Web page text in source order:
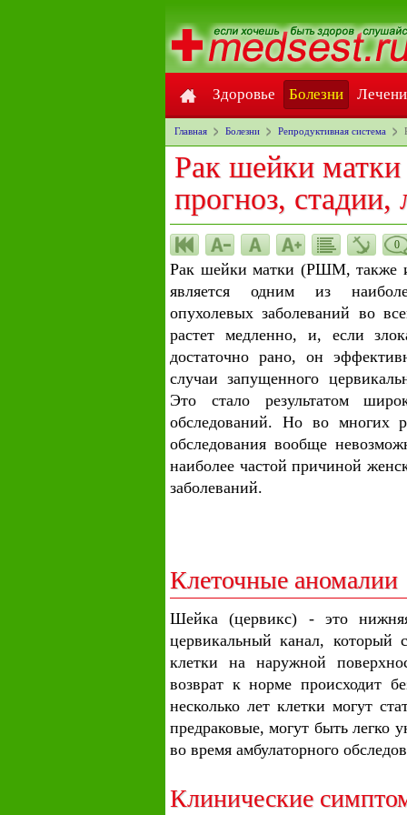
Здоровье Болезни
Главная Болезни Репродуктивная система
Рак шейки
прогноз, стадии,
0
Рак шейки матки (РШМ, также
является одним из
опухолевых заболеваний во
растет медленно, и, если
достаточно рано, он
случаи запущенного
Это стало результатом
обследований. Но во многих
обследования вообще
наиболее частой причиной
заболеваний.
Клеточные аномалии
Шейка (цервикс) - это
цервикальный канал, который
клетки на наружной
возврат к норме происходит
несколько лет клетки могут
предраковые, могут быть
во время амбулаторного
Клинические